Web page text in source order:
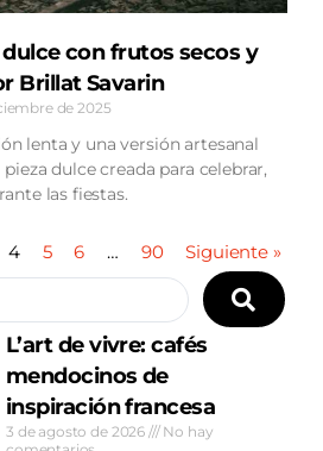
con frutos secos y
Brillat Savarin
de 2025
lenta y una versión artesanal
dulce creada para celebrar,
las fiestas.
4 5 6 … 90 Siguiente »
L’art de vivre: cafés
mendocinos de
inspiración francesa
3 de agosto de 2026
No hay